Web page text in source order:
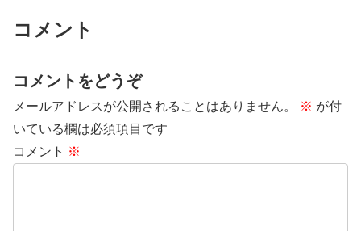
コメント
コメントをどうぞ
メールアドレスが公開されることはありません。 ※ が付
いている欄は必須項目です
コメント ※